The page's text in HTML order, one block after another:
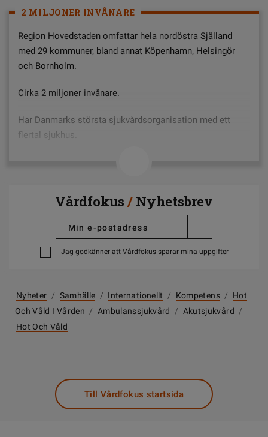
2 MILJONER INVÅNARE
Region Hovedstaden omfattar hela nordöstra Själland
med 29 kommuner, bland annat Köpenhamn, Helsingör
och Bornholm.
Cirka 2 miljoner invånare.
Har Danmarks största sjukvårdsorganisation med ett
flertal sjukhus.
Vårdfokus / Nyhetsbrev
Jag godkänner att Vårdfokus sparar mina uppgifter
Nyheter / Samhälle / Internationellt / Kompetens /
Hot
Och Våld I Vården / Ambulanssjukvård / Akutsjukvård /
Hot Och Våld
Till Vårdfokus startsida